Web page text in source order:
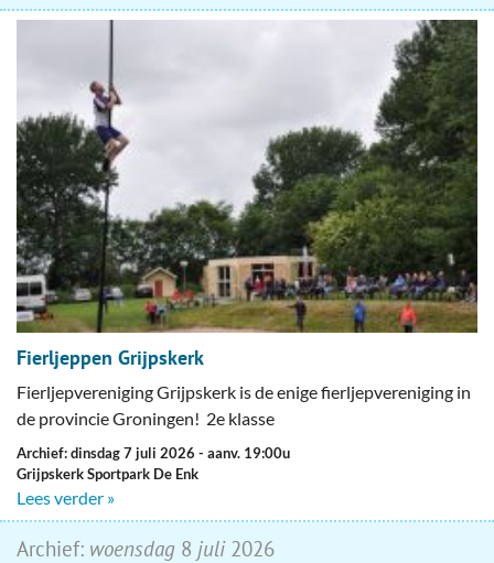
Fierljeppen Grijpskerk
Fierljepvereniging Grijpskerk is de enige fierljepvereniging in
de provincie Groningen! 2e klasse
Archief: dinsdag 7 juli 2026 - aanv. 19:00u
Grijpskerk Sportpark De Enk
Lees verder »
Archief: woensdag 8 juli2026